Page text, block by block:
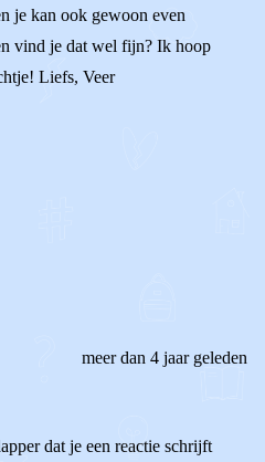
je kan ook gewoon even
vind je dat wel fijn? Ik hoop
Liefs, Veer
meer dan 4 jaar geleden
dat je een reactie schrijft